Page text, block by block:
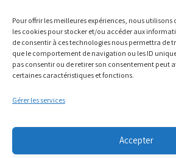
Pour offrir les meilleures expériences, nous utilisons
les cookies pour stocker et/ou accéder aux
de consentir à ces technologies nous permettra de
que le comportement de navigation ou les ID
pas consentir ou de retirer son consentement peut
certaines caractéristiques et fonctions.
Gérer les services
Accepter
Politiques de confidentialités
Mentions légales